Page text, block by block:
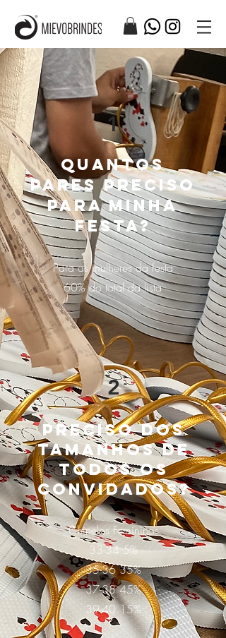
1
Quantos
PARES preciso
para minha
festa?
Para as mulheres da festa
60% do total da lista
2
Preciso dos
tamanhos de
todos os
convidados?
Chinelos Femininos
33-34 5%
35-36 35%
37-38 45%
39-40 15%